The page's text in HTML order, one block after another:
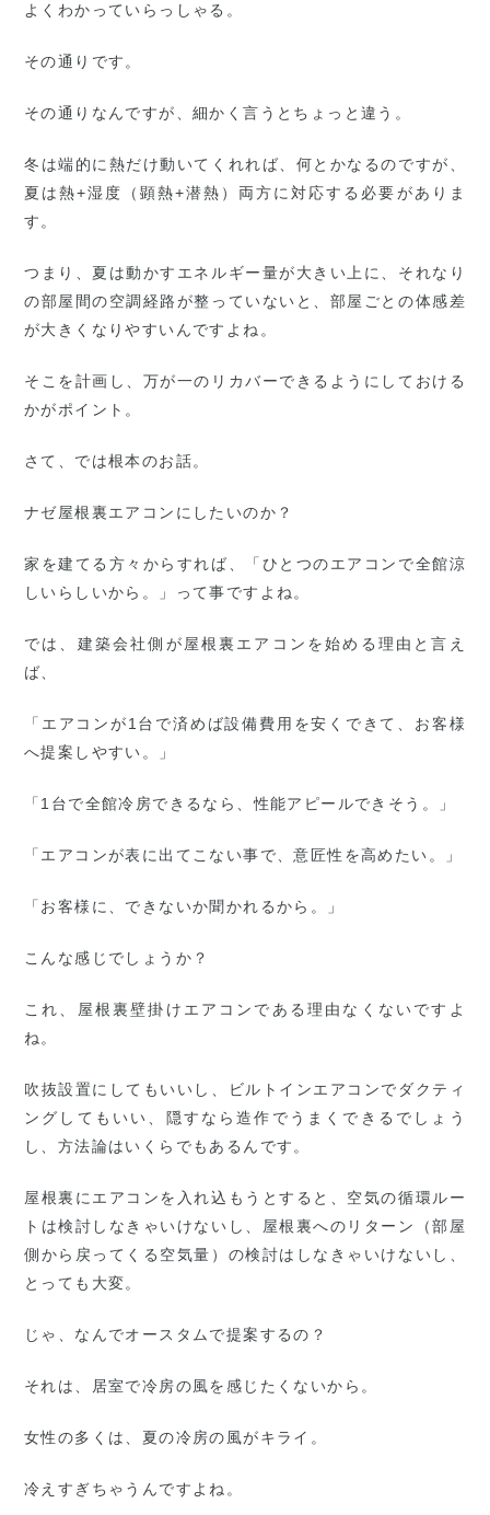
よくわかっていらっしゃる。
その通りです。
その通りなんですが、細かく言うとちょっと違う。
冬は端的に熱だけ動いてくれれば、何とかなるのですが、
夏は熱+湿度（顕熱+潜熱）両方に対応する必要がありま
す。
つまり、夏は動かすエネルギー量が大きい上に、それなり
の部屋間の空調経路が整っていないと、部屋ごとの体感差
が大きくなりやすいんですよね。
そこを計画し、万が一のリカバーできるようにしておける
かがポイント。
さて、では根本のお話。
ナゼ屋根裏エアコンにしたいのか？
家を建てる方々からすれば、「ひとつのエアコンで全館涼
しいらしいから。」って事ですよね。
では、建築会社側が屋根裏エアコンを始める理由と言え
ば、
「エアコンが1台で済めば設備費用を安くできて、お客様
へ提案しやすい。」
「1台で全館冷房できるなら、性能アピールできそう。」
「エアコンが表に出てこない事で、意匠性を高めたい。」
「お客様に、できないか聞かれるから。」
こんな感じでしょうか？
これ、屋根裏壁掛けエアコンである理由なくないですよ
ね。
吹抜設置にしてもいいし、ビルトインエアコンでダクティ
ングしてもいい、隠すなら造作でうまくできるでしょう
し、方法論はいくらでもあるんです。
屋根裏にエアコンを入れ込もうとすると、空気の循環ルー
トは検討しなきゃいけないし、屋根裏へのリターン（部屋
側から戻ってくる空気量）の検討はしなきゃいけないし、
とっても大変。
じゃ、なんでオースタムで提案するの？
それは、居室で冷房の風を感じたくないから。
女性の多くは、夏の冷房の風がキライ。
冷えすぎちゃうんですよね。